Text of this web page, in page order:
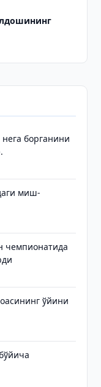
борганини
миш-
чемпионатида
ўйини